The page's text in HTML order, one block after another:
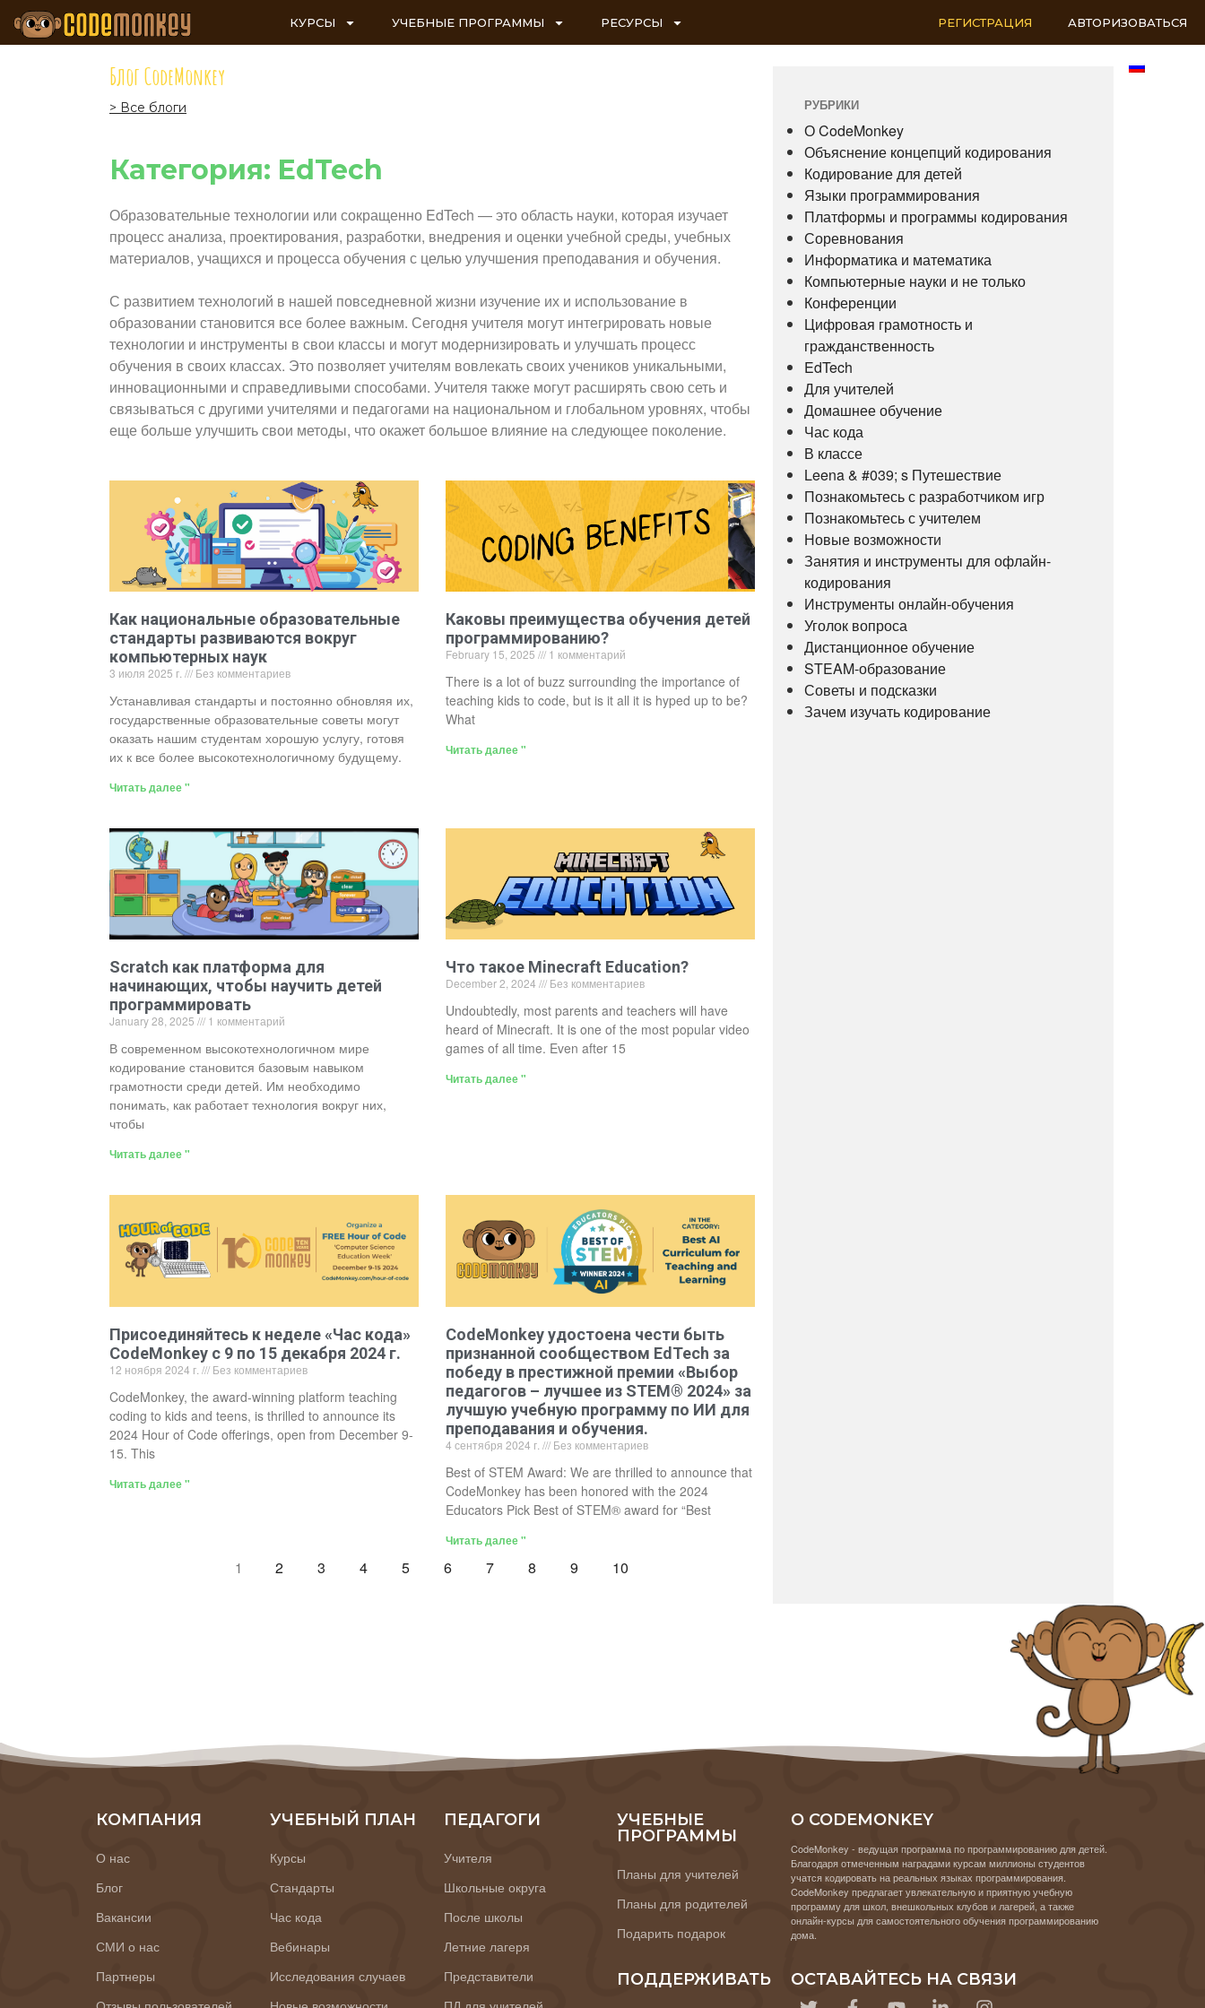
КУРСЫ УЧЕБНЫЕ ПРОГРАММЫ РЕСУРСЫ РЕГИСТРАЦИЯ АВТОРИЗОВАТЬСЯ
Блог CodeMonkey
> Все блоги
Категория: EdTech
Образовательные технологии или сокращенно EdTech — это область науки, которая изучает
процесс анализа, проектирования, разработки, внедрения и оценки учебной среды, учебных
материалов, учащихся и процесса обучения с целью улучшения преподавания и обучения.
С развитием технологий в нашей повседневной жизни изучение их и использование в
образовании становится все более важным. Сегодня учителя могут интегрировать новые
технологии и инструменты в свои классы и могут модернизировать и улучшать процесс
обучения в своих классах. Это позволяет учителям вовлекать своих учеников уникальными,
инновационными и справедливыми способами. Учителя также могут расширять свою сеть и
связываться с другими учителями и педагогами на национальном и глобальном уровнях, чтобы
еще больше улучшить свои методы, что окажет большое влияние на следующее поколение.
Как национальные образовательные
стандарты развиваются вокруг
компьютерных наук
3 июля 2025 г. Без комментариев
Устанавливая стандарты и постоянно обновляя их,
государственные образовательные советы могут
оказать нашим студентам хорошую услугу, готовя
их к все более высокотехнологичному будущему.
Читать далее "
Каковы преимущества обучения детей
программированию?
February 15, 2025 1 комментарий
There is a lot of buzz surrounding the importance of
teaching kids to code, but is it all it is hyped up to be?
What
Читать далее "
Scratch как платформа для
начинающих, чтобы научить детей
программировать
January 28, 2025 1 комментарий
В современном высокотехнологичном мире
кодирование становится базовым навыком
грамотности среди детей. Им необходимо
понимать, как работает технология вокруг них,
чтобы
Читать далее "
Что такое Minecraft Education?
December 2, 2024 Без комментариев
Undoubtedly, most parents and teachers will have
heard of Minecraft. It is one of the most popular video
games of all time. Even after 15
Читать далее "
Присоединяйтесь к неделе «Час кода»
CodeMonkey с 9 по 15 декабря 2024 г.
12 ноября 2024 г. Без комментариев
CodeMonkey, the award-winning platform teaching
coding to kids and teens, is thrilled to announce its
2024 Hour of Code offerings, open from December 9-
15. This
Читать далее "
CodeMonkey удостоена чести быть
признанной сообществом EdTech за
победу в престижной премии «Выбор
педагогов – лучшее из STEM® 2024» за
лучшую учебную программу по ИИ для
преподавания и обучения.
4 сентября 2024 г. Без комментариев
Best of STEM Award: We are thrilled to announce that
CodeMonkey has been honored with the 2024
Educators Pick Best of STEM® award for “Best
Читать далее "
1 2 3 4 5 6 7 8 9 10
РУБРИКИ
О CodeMonkey
Объяснение концепций кодирования
Кодирование для детей
Языки программирования
Платформы и программы кодирования
Соревнования
Информатика и математика
Компьютерные науки и не только
Конференции
Цифровая грамотность и
гражданственность
EdTech
Для учителей
Домашнее обучение
Час кода
В классе
Leena & #039; s Путешествие
Познакомьтесь с разработчиком игр
Познакомьтесь с учителем
Новые возможности
Занятия и инструменты для офлайн-
кодирования
Инструменты онлайн-обучения
Уголок вопроса
Дистанционное обучение
STEAM-образование
Советы и подсказки
Зачем изучать кодирование
КОМПАНИЯ
О нас
Блог
Вакансии
СМИ о нас
Партнеры
УЧЕБНЫЙ ПЛАН
Курсы
Стандарты
Час кода
Вебинары
Исследования случаев
ПЕДАГОГИ
Учителя
Школьные округа
После школы
Летние лагеря
Представители
УЧЕБНЫЕ
ПРОГРАММЫ
Планы для учителей
Планы для родителей
Подарить подарок
ПОДДЕРЖИВАТЬ
О CODEMONKEY
CodeMonkey - ведущая программа по программированию для детей.
Благодаря отмеченным наградами курсам миллионы студентов
учатся кодировать на реальных языках программирования.
CodeMonkey предлагает увлекательную и приятную учебную
программу для школ, внешкольных клубов и лагерей, а также
онлайн-курсы для самостоятельного обучения программированию
дома.
ОСТАВАЙТЕСЬ НА СВЯЗИ